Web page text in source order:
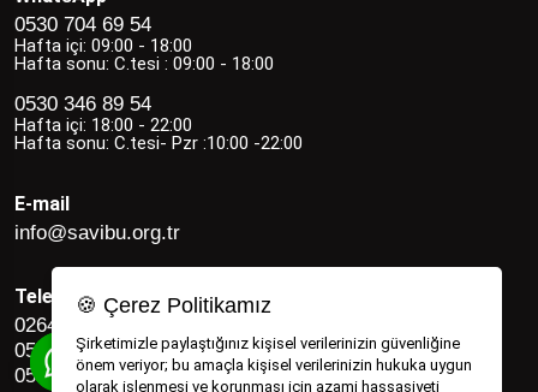
0530 704 69 54
Hafta içi: 09:00 - 18:00
Hafta sonu: C.tesi : 09:00 - 18:00
0530 346 89 54
Hafta içi: 18:00 - 22:00
Hafta sonu: C.tesi- Pzr :10:00 -22:00
E-mail
info@savibu.org.tr
Telefon
0264 582 12 17
0530 346 89 54
0530 704 69 54
🍪 Çerez Politikamız
Şirketimizle paylaştığınız kişisel verilerinizin güvenliğine
önem veriyor; bu amaçla kişisel verilerinizin hukuka uygun
olarak işlenmesi ve korunması için azami hassasiyeti